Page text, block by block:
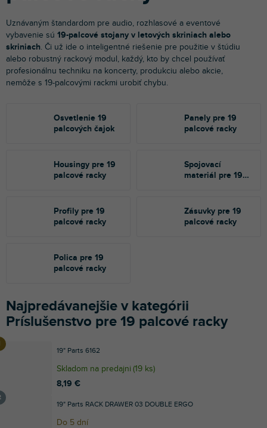
Uznávaným štandardom pre audio, rozhlasové a eventové
vybavenie sú 19-palcové stojany v letových skriniach alebo
skriniach. Či už ide o inteligentné riešenie pre použitie v štúdiu
alebo robustný rackový modul, každý, kto by chcel používať
profesionálnu techniku na koncerty, produkciu alebo akcie,
nemôže s 19-palcovými rackmi urobiť chybu.
Osvetlenie 19
palcových čajok
Panely pre 19
palcové racky
Housingy pre 19
palcové racky
Spojovací
materiál pre 19
Profily pre 19
palcové racky
Zásuvky pre 19
palcové racky
Polica pre 19
palcové racky
Najpredávanejšie v kategórii
Príslušenstvo pre 19 palcové racky
19" Parts 6162
Skladom na predajni (19 ks)
8,19 €
19" Parts RACK DRAWER 03 DOUBLE ERGO
Do 5 dní